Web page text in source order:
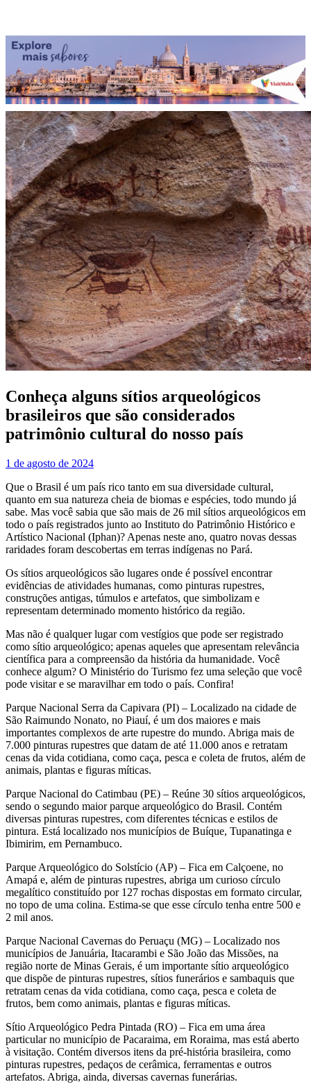
Conheça alguns sítios arqueológicos
brasileiros que são considerados
patrimônio cultural do nosso país
1 de agosto de 2024
Que o Brasil é um país rico tanto em sua diversidade cultural,
quanto em sua natureza cheia de biomas e espécies, todo mundo já
sabe. Mas você sabia que são mais de 26 mil sítios arqueológicos em
todo o país registrados junto ao Instituto do Patrimônio Histórico e
Artístico Nacional (Iphan)? Apenas neste ano, quatro novas dessas
raridades foram descobertas em terras indígenas no Pará.
Os sítios arqueológicos são lugares onde é possível encontrar
evidências de atividades humanas, como pinturas rupestres,
construções antigas, túmulos e artefatos, que simbolizam e
representam determinado momento histórico da região.
Mas não é qualquer lugar com vestígios que pode ser registrado
como sítio arqueológico; apenas aqueles que apresentam relevância
científica para a compreensão da história da humanidade. Você
conhece algum? O Ministério do Turismo fez uma seleção que você
pode visitar e se maravilhar em todo o país. Confira!
Parque Nacional Serra da Capivara (PI) – Localizado na cidade de
São Raimundo Nonato, no Piauí, é um dos maiores e mais
importantes complexos de arte rupestre do mundo. Abriga mais de
7.000 pinturas rupestres que datam de até 11.000 anos e retratam
cenas da vida cotidiana, como caça, pesca e coleta de frutos, além de
animais, plantas e figuras míticas.
Parque Nacional do Catimbau (PE) – Reúne 30 sítios arqueológicos,
sendo o segundo maior parque arqueológico do Brasil. Contém
diversas pinturas rupestres, com diferentes técnicas e estilos de
pintura. Está localizado nos municípios de Buíque, Tupanatinga e
Ibimirim, em Pernambuco.
Parque Arqueológico do Solstício (AP) – Fica em Calçoene, no
Amapá e, além de pinturas rupestres, abriga um curioso círculo
megalítico constituído por 127 rochas dispostas em formato circular,
no topo de uma colina. Estima-se que esse círculo tenha entre 500 e
2 mil anos.
Parque Nacional Cavernas do Peruaçu (MG) – Localizado nos
municípios de Januária, Itacarambi e São João das Missões, na
região norte de Minas Gerais, é um importante sítio arqueológico
que dispõe de pinturas rupestres, sítios funerários e sambaquis que
retratam cenas da vida cotidiana, como caça, pesca e coleta de
frutos, bem como animais, plantas e figuras míticas.
Sítio Arqueológico Pedra Pintada (RO) – Fica em uma área
particular no município de Pacaraima, em Roraima, mas está aberto
à visitação. Contém diversos itens da pré-história brasileira, como
pinturas rupestres, pedaços de cerâmica, ferramentas e outros
artefatos. Abriga, ainda, diversas cavernas funerárias.